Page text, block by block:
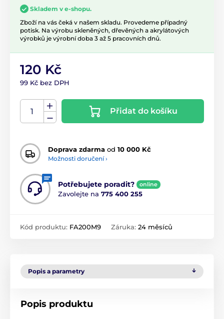
Skladem v e-shopu.
Zboží na vás čeká v našem skladu. Provedeme případný
potisk. Na výrobu skleněných, dřevěných a akrylátových
výrobků je výrobní doba 3 až 5 pracovních dnů.
120 Kč
99 Kč bez DPH
Přidat do košíku
Doprava zdarma od 10 000 Kč
Možnosti doručení ›
Potřebujete poradit? online
Zavolejte na 775 400 255
Kód produktu: FA200M9 Záruka: 24 měsíců
Popis a parametry
Popis produktu